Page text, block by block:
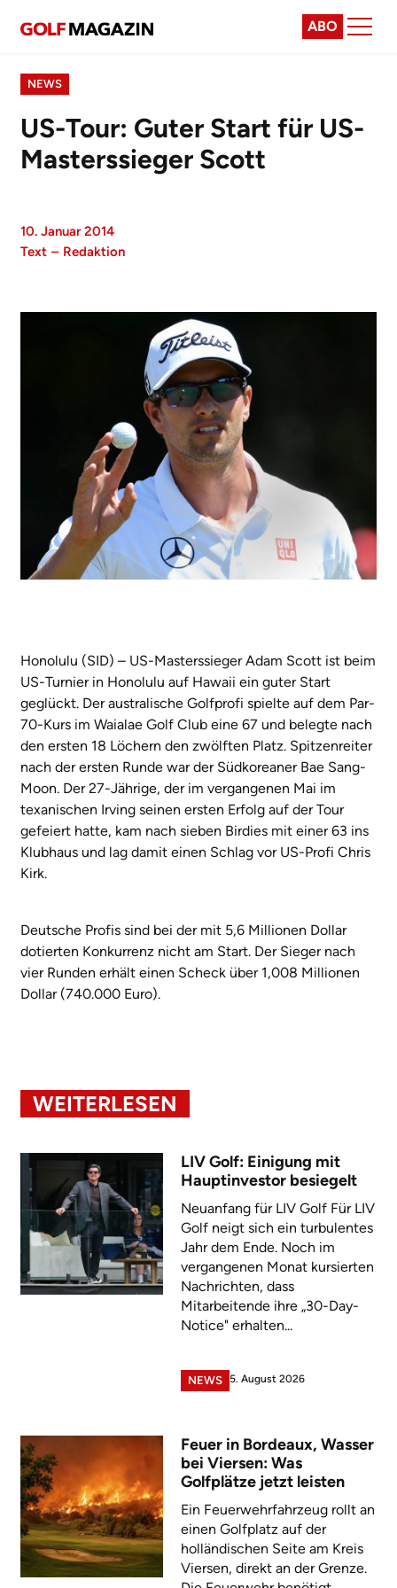
ABO
NEWS
US-Tour: Guter Start für US-
Masterssieger Scott
10. Januar 2014
Text – Redaktion
Honolulu (SID) – US-Masterssieger Adam Scott ist beim
US-Turnier in Honolulu auf Hawaii ein guter Start
geglückt. Der australische Golfprofi spielte auf dem Par-
70-Kurs im Waialae Golf Club eine 67 und belegte nach
den ersten 18 Löchern den zwölften Platz. Spitzenreiter
nach der ersten Runde war der Südkoreaner Bae Sang-
Moon. Der 27-Jährige, der im vergangenen Mai im
texanischen Irving seinen ersten Erfolg auf der Tour
gefeiert hatte, kam nach sieben Birdies mit einer 63 ins
Klubhaus und lag damit einen Schlag vor US-Profi Chris
Kirk.
Deutsche Profis sind bei der mit 5,6 Millionen Dollar
dotierten Konkurrenz nicht am Start. Der Sieger nach
vier Runden erhält einen Scheck über 1,008 Millionen
Dollar (740.000 Euro).
WEITERLESEN
LIV Golf: Einigung mit
Hauptinvestor besiegelt
Neuanfang für LIV Golf Für LIV
Golf neigt sich ein turbulentes
Jahr dem Ende. Noch im
vergangenen Monat kursierten
Nachrichten, dass
Mitarbeitende ihre „30-Day-
Notice" erhalten...
NEWS 5. August 2026
Feuer in Bordeaux, Wasser
bei Viersen: Was
Golfplätze jetzt leisten
Ein Feuerwehrfahrzeug rollt an
einen Golfplatz auf der
holländischen Seite am Kreis
Viersen, direkt an der Grenze.